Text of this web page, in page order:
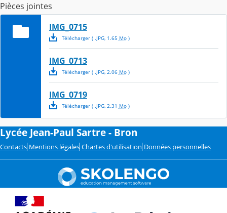
Pièces jointes
IMG_0715
Télécharger( .JPG, 1.65 Mo)
IMG_0713
Télécharger( .JPG, 2.06 Mo)
IMG_0719
Télécharger( .JPG, 2.31 Mo)
Lycée Jean-Paul Sartre - Bron
Contacts Mentions légales Chartes d'utilisation Données personnelles